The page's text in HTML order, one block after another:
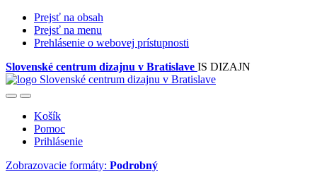
Prejsť na obsah
Prejsť na menu
Prehlásenie o webovej prístupnosti
Slovenské centrum dizajnu v Bratislave IS DIZAJN
Košík
Pomoc
Prihlásenie
Zobrazovacie formáty: Podrobný